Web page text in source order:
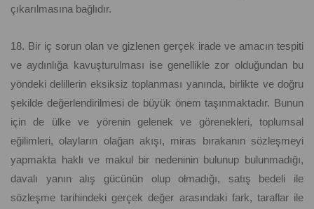
çıkarılmasına bağlıdır.
18. Bir iç sorun olan ve gizlenen gerçek irade ve amacın tespiti
ve aydınlığa kavuşturulması ise genellikle zor olduğundan bu
yöndeki delillerin eksiksiz toplanması yanında, birlikte ve doğru
şekilde değerlendirilmesi de büyük önem taşınmaktadır. Bunun
için de ülke ve yörenin gelenek ve görenekleri, toplumsal
eğilimleri, olayların olağan akışı, miras bırakanın sözleşmeyi
yapmakta haklı ve makul bir nedeninin bulunup bulunmadığı,
davalı yanın alış gücünün olup olmadığı, satış bedeli ile
sözleşme tarihindeki gerçek değer arasındaki fark, taraflar ile